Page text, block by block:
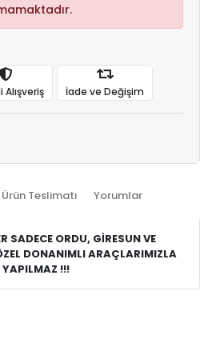
İade ve Değişim
Ürün Teslimatı Yorumlar
SADECE ORDU, GİRESUN VE
DONANIMLI ARAÇLARIMIZLA
YAPILMAZ !!!